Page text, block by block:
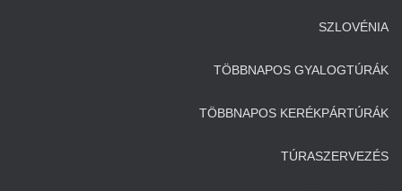
SZLOVÉNIA
TÖBBNAPOS GYALOGTÚRÁK
TÖBBNAPOS KERÉKPÁRTÚRÁK
TÚRASZERVEZÉS